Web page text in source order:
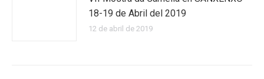
18-19 de Abril del 2019
12 de abril de 2019